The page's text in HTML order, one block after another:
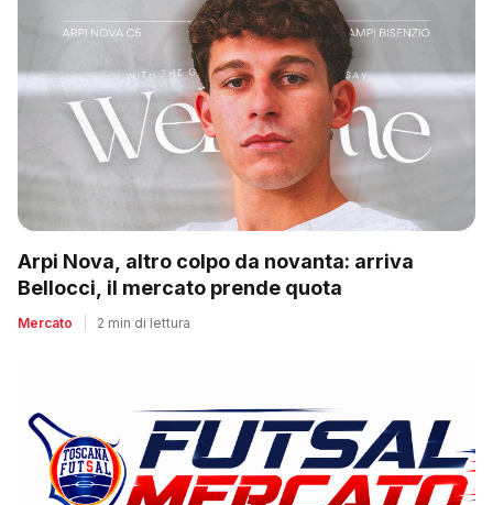
Arpi Nova, altro colpo da novanta: arriva
Bellocci, il mercato prende quota
Mercato 2 min di lettura